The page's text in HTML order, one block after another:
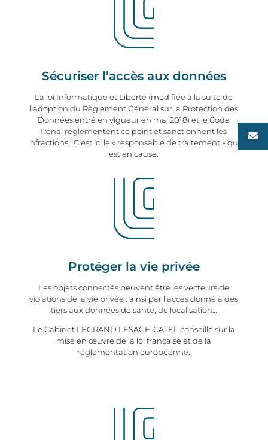
Sécuriser l’accès aux données
La loi Informatique et Liberté (modifiée à la suite de
l’adoption du Règlement Général sur la Protection des
Données entré en vigueur en mai 2018) et le Code
Pénal réglementent ce point et sanctionnent les
infractions : C’est ici le « responsable de traitement » qui
est en cause.
Protéger la vie privée
Les objets connectés peuvent être les vecteurs de
violations de la vie privée : ainsi par l’accès donné à des
tiers aux données de santé, de localisation…
Le Cabinet LEGRAND LESAGE-CATEL conseille sur la
mise en œuvre de la loi française et de la
réglementation européenne.